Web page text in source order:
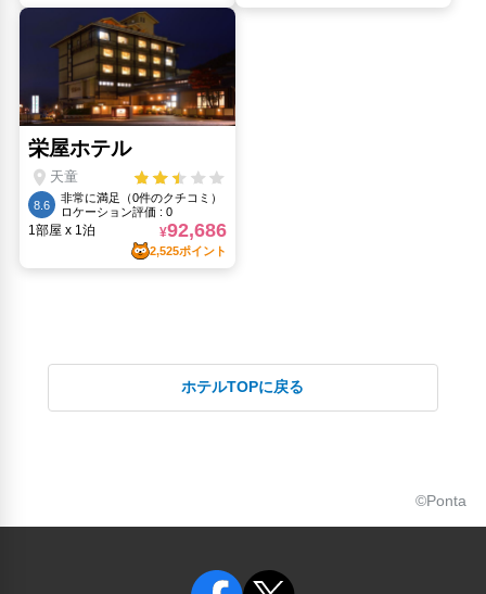
ホテルTOPに戻る
©Ponta